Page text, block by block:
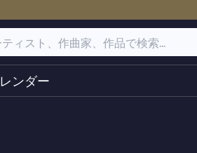
ンダー